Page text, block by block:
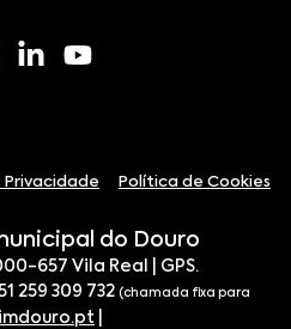
Privacidade Política de Cookies
do Douro
657 Vila Real | GPS.
259 309 732 (chamada fixa para